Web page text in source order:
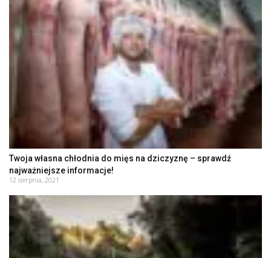
Twoja własna chłodnia do mięs na dziczyznę – sprawdź
najważniejsze informacje!
12 sierpnia, 2021